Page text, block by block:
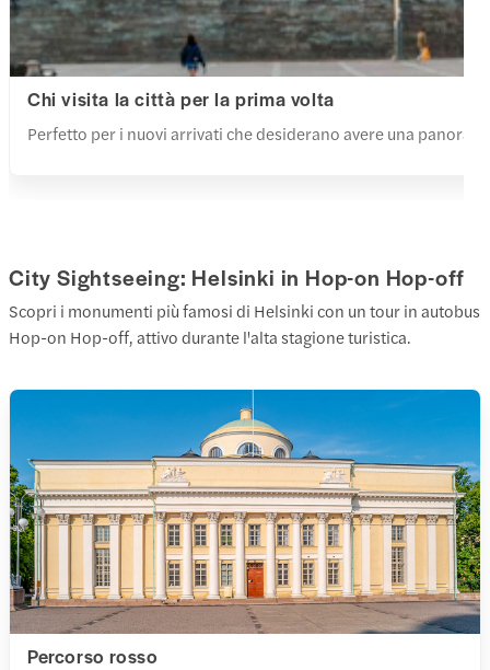
Chi visita la città per la prima volta
Perfetto per i nuovi arrivati che desiderano avere una
City Sightseeing: Helsinki in Hop-on Hop-off
Scopri i monumenti più famosi di Helsinki con un tour in autobus
Hop-on Hop-off, attivo durante l'alta stagione turistica.
Percorso rosso